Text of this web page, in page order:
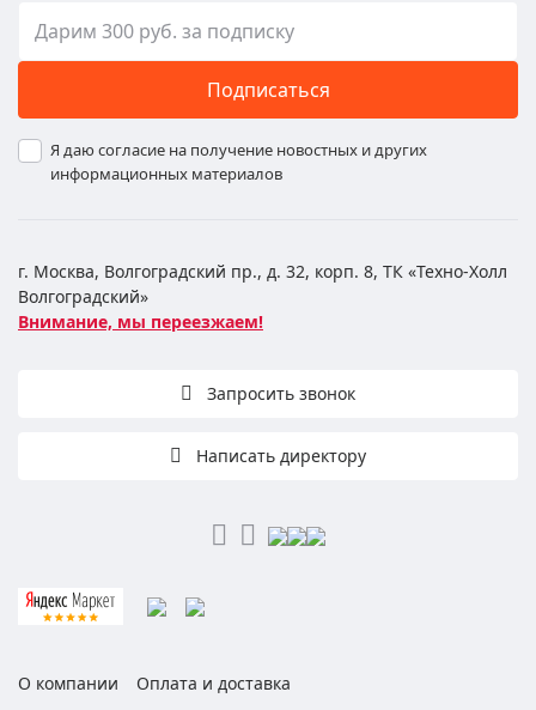
Подписаться
Я даю согласие на получение новостных и других
информационных материалов
г. Москва, Волгоградский пр., д. 32, корп. 8, ТК «Техно-Холл
Волгоградский»
Внимание, мы переезжаем!
Запросить звонок
Написать директору
О компании Оплата и доставка